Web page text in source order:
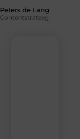
Peters de Lang
Contentstrateeg